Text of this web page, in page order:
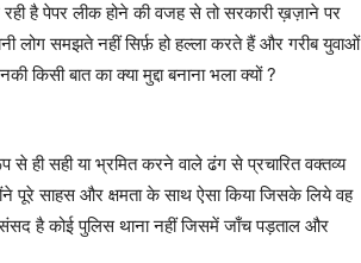
रही है पेपर लीक होने की वजह से तो सरकारी ख़ज़ाने पर
लोग समझते नहीं सिर्फ़ हो हल्ला करते हैं और गरीब युवाओं
किसी बात का क्या मुद्दा बनाना भला क्यों ?
सही या भ्रमित करने वाले ढंग से प्रचारित वक्तव्य
पूरे साहस और क्षमता के साथ ऐसा किया जिसके लिये वह
है कोई पुलिस थाना नहीं जिसमें जाँच पड़ताल और